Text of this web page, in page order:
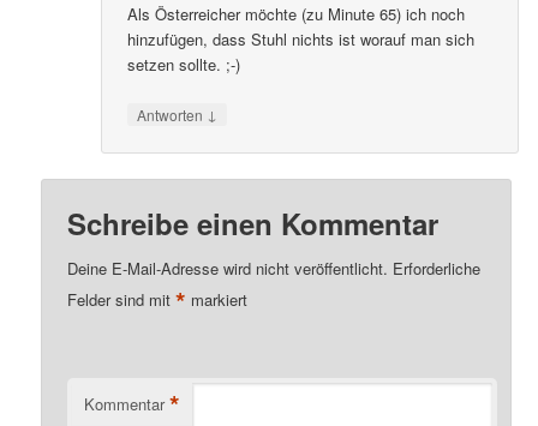
Als Österreicher möchte (zu Minute 65) ich noch
hinzufügen, dass Stuhl nichts ist worauf man sich
setzen sollte. ;-)
Antworten ↓
Schreibe einen Kommentar
Deine E-Mail-Adresse wird nicht veröffentlicht. Erforderliche
Felder sind mit* markiert
Kommentar *